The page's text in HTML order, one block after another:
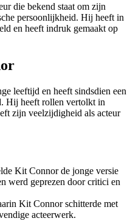
die bekend staat om zijn
persoonlijkheid. Hij heeft in
en heeft indruk gemaakt op
leeftijd en heeft sindsdien een
Hij heeft rollen vertolkt in
zijn veelzijdigheid als acteur
Kit Connor de jonge versie
werd geprezen door critici en
Kit Connor schitterde met
acteerwerk.